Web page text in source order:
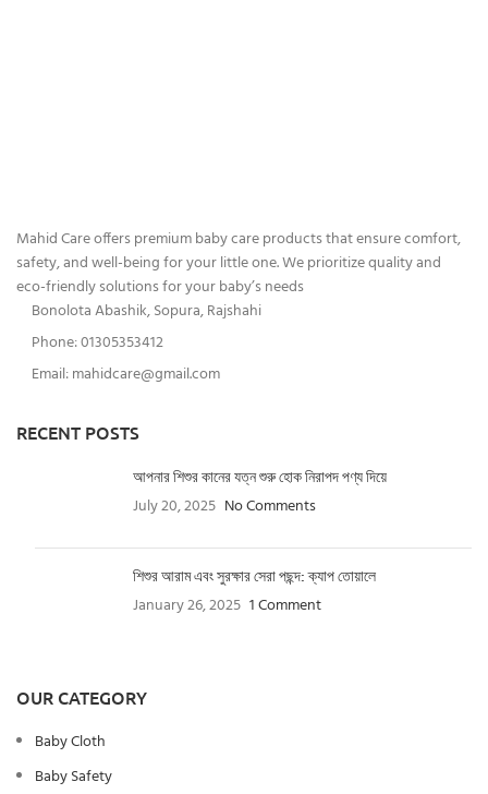
Mahid Care offers premium baby care products that ensure comfort,
safety, and well-being for your little one. We prioritize quality and
eco-friendly solutions for your baby’s needs
Bonolota Abashik, Sopura, Rajshahi
Phone: 01305353412
Email:mahidcare@gmail.com
RECENT POSTS
আপনার শিশুর কানের যত্ন শুরু হোক নিরাপদ পণ্য দিয়ে
July 20, 2025 No Comments
শিশুর আরাম এবং সুরক্ষার সেরা পছন্দ: ক্যাপ তোয়ালে
January 26, 2025 1 Comment
OUR CATEGORY
Baby Cloth
Baby Safety